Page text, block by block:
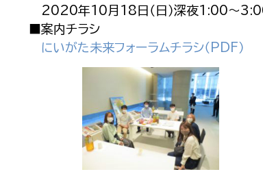
2020年10月18日（日）深夜1:00～
■案内チラシ
にいがた未来フォーラムチラシ（PDF）